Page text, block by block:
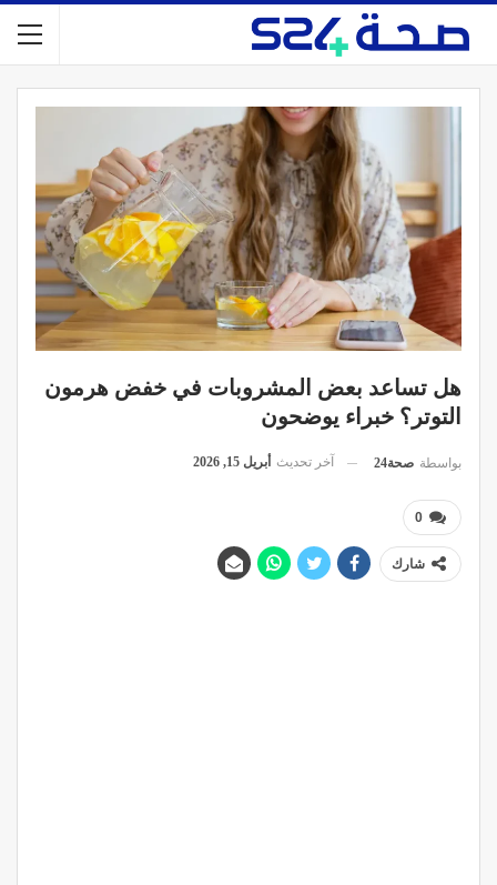
هل تساعد بعض المشروبات في خفض هرمون
التوتر؟ خبراء يوضحون
بواسطة صحة24 آخر تحديث أبريل 15, 2026
0
شارك